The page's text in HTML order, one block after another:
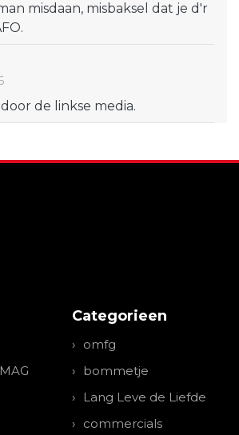
misdaan, misbaksel dat je d'r
de linkse media.
Categorieen
omfg
bommetje
Lang Leve de Liefde
commercials